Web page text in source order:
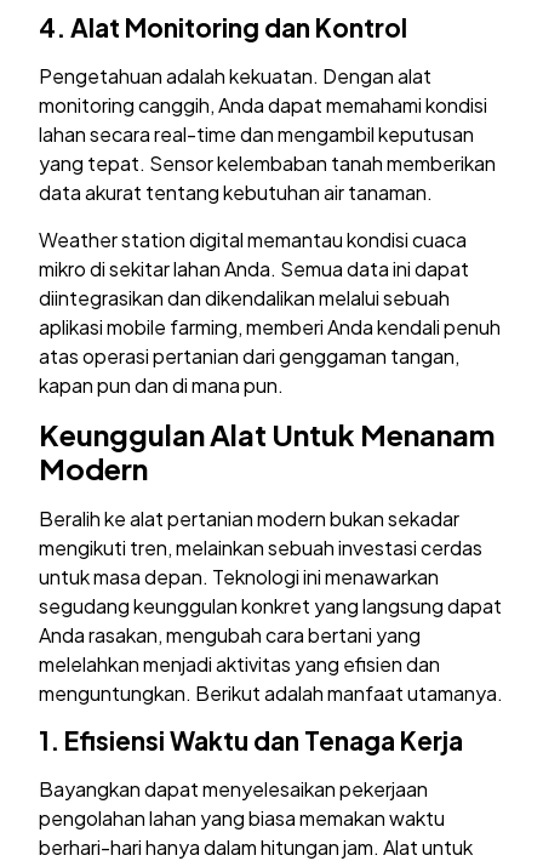
4. Alat Monitoring dan Kontrol
Pengetahuan adalah kekuatan. Dengan alat
monitoring canggih, Anda dapat memahami kondisi
lahan secara real-time dan mengambil keputusan
yang tepat. Sensor kelembaban tanah memberikan
data akurat tentang kebutuhan air tanaman.
Weather station digital memantau kondisi cuaca
mikro di sekitar lahan Anda. Semua data ini dapat
diintegrasikan dan dikendalikan melalui sebuah
aplikasi mobile farming, memberi Anda kendali penuh
atas operasi pertanian dari genggaman tangan,
kapan pun dan di mana pun.
Keunggulan Alat Untuk Menanam
Modern
Beralih ke alat pertanian modern bukan sekadar
mengikuti tren, melainkan sebuah investasi cerdas
untuk masa depan. Teknologi ini menawarkan
segudang keunggulan konkret yang langsung dapat
Anda rasakan, mengubah cara bertani yang
melelahkan menjadi aktivitas yang efisien dan
menguntungkan. Berikut adalah manfaat utamanya.
1. Efisiensi Waktu dan Tenaga Kerja
Bayangkan dapat menyelesaikan pekerjaan
pengolahan lahan yang biasa memakan waktu
berhari-hari hanya dalam hitungan jam. Alat untuk